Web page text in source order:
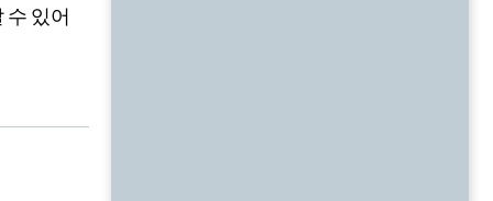
수 있어